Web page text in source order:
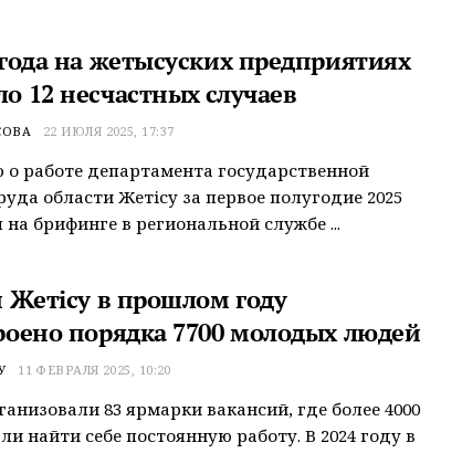
на жетысуских предприятиях
12 несчастных случаев
22 ИЮЛЯ 2025, 17:37
работе департамента государственной
области Жетісу за первое полугодие 2025
на брифинге в региональной службе ...
Жетісу в прошлом году
порядка 7700 молодых людей
11 ФЕВРАЛЯ 2025, 10:20
83 ярмарки вакансий, где более 4000
найти себе постоянную работу. В 2024 году в